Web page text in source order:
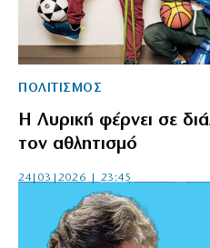
ΠΟΛΙΤΙΣΜΟΣ
Η Λυρική φέρνει σε
τον αθλητισμό
24|03|2026 | 23:45